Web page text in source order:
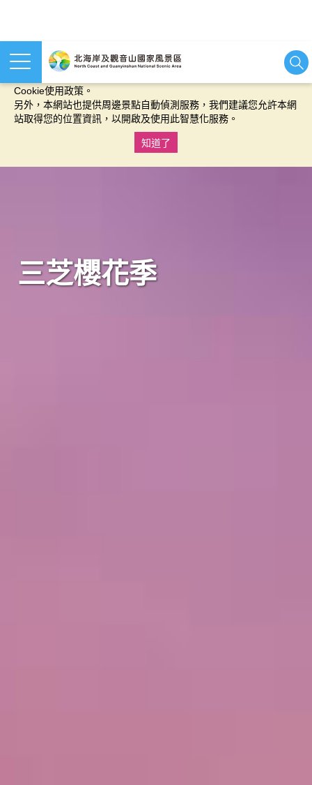
本網站使用cookies等相關技術以持續優化網站服務，並有助於為
Cookie使用政策。
另外，本網站也提供周邊景點自動偵測服務，我們建議您允許本網
站取得您的位置資訊，以開啟及使用此智慧化服務。
知道了
三芝櫻花季